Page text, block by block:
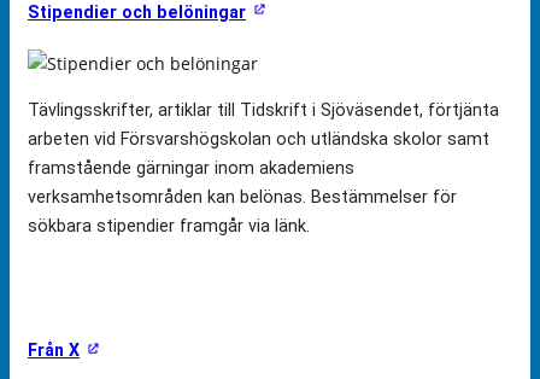
Stipendier och belöningar
Tävlingsskrifter, artiklar till Tidskrift i Sjöväsendet, förtjänta
arbeten vid Försvarshögskolan och utländska skolor samt
framstående gärningar inom akademiens
verksamhetsområden kan belönas. Bestämmelser för
sökbara stipendier framgår via länk.
Från X